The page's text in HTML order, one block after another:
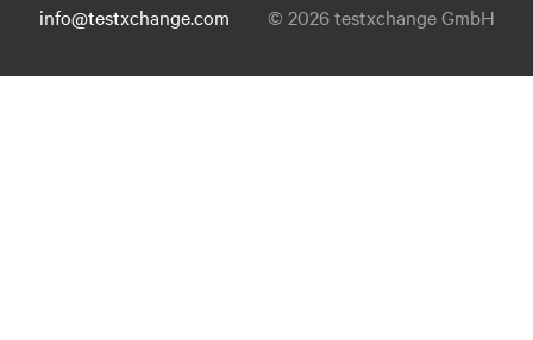
info@testxchange.com © 2026 testxchange GmbH